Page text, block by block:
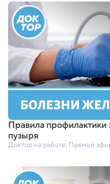
Правила профилактики
пузыря
Доктор на работе. Прямой